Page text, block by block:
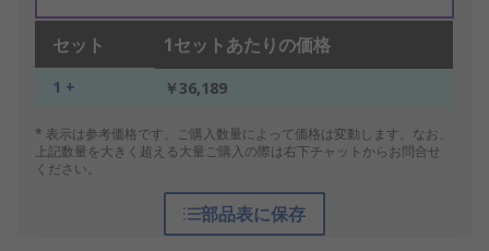
セット 1セットあたりの価格
1 + ￥36,189
* 表示は参考価格です。ご購入数量によって価格は変動します。なお、
上記数量を大きく超える大量ご購入の際は右下チャットからお問合せ
ください。
部品表に保存